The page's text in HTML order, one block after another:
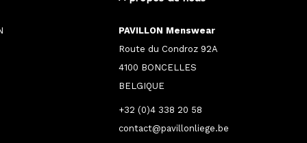
PAVILLON Menswear
Route du Condroz 92A
4100 BONCELLES
BELGIQUE
+32 (0)4 338 20 58
contact@pavillonliege.be